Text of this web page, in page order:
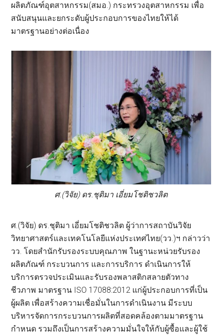
ผลิตภัณฑ์อุตสาหกรรม(สมอ.) กระทรวงอุตสาหกรรม เพื่อ
สนับสนุนและยกระดับผู้ประกอบการของไทยให้ได้
มาตรฐานอย่างต่อเนื่อง
ศ.(วิจัย) ดร.ชุติมา เอี่ยมโชติชวลิต
ศ.(วิจัย) ดร.ชุติมา เอี่ยมโชติชวลิต ผู้ว่าการสถาบันวิจัย
วิทยาศาสตร์และเทคโนโลยีแห่งประเทศไทย(วว.)ฯ กล่าวว่า
วว. โดยสำนักรับรองระบบคุณภาพ ในฐานะหน่วยรับรอง
ผลิตภัณฑ์ กระบวนการ และการบริการ ดำเนินการให้
บริการตรวจประเมินและรับรองพลาสติกสลายตัวทาง
ชีวภาพ มาตรฐาน ISO 17088:2012 แก่ผู้ประกอบการที่เป็น
ผู้ผลิต เพื่อสร้างความเชื่อมั่นในการดำเนินงาน มีระบบ
บริหารจัดการกระบวนการผลิตที่สอดคล้องตามมาตรฐาน
กำหนด รวมถึงเป็นการสร้างความมั่นใจให้กับผู้ซื้อและผู้ใช้